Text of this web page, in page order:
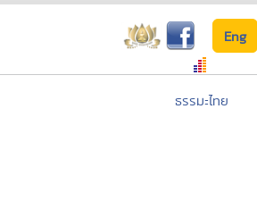
Eng
ธรรมะไทย